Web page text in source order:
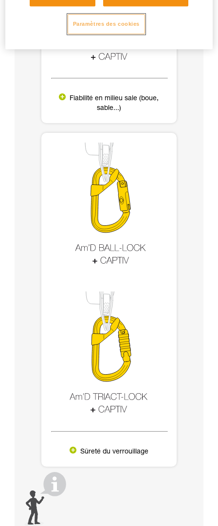
Fiabilité en milieu sale (boue,
sable...)
Sûreté du verrouillage
Paramètres des cookies